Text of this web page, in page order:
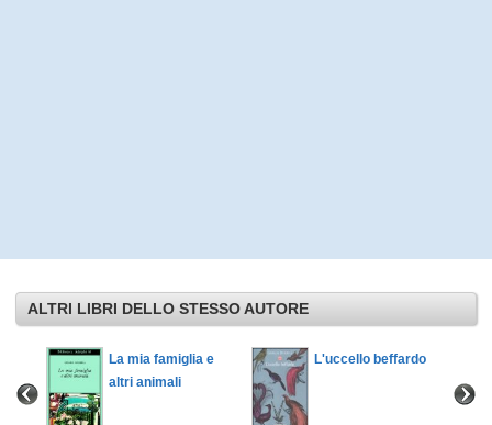
ALTRI LIBRI DELLO STESSO AUTORE
La mia famiglia e
altri animali
L'uccello beffardo